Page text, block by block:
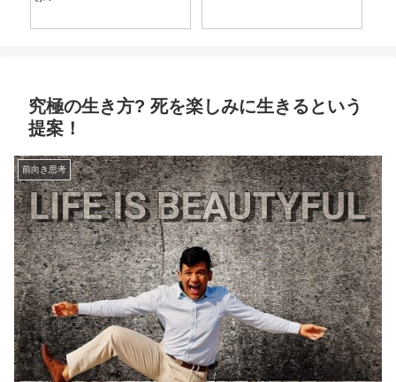
究極の生き方? 死を楽しみに生きるという
提案！
前向き思考